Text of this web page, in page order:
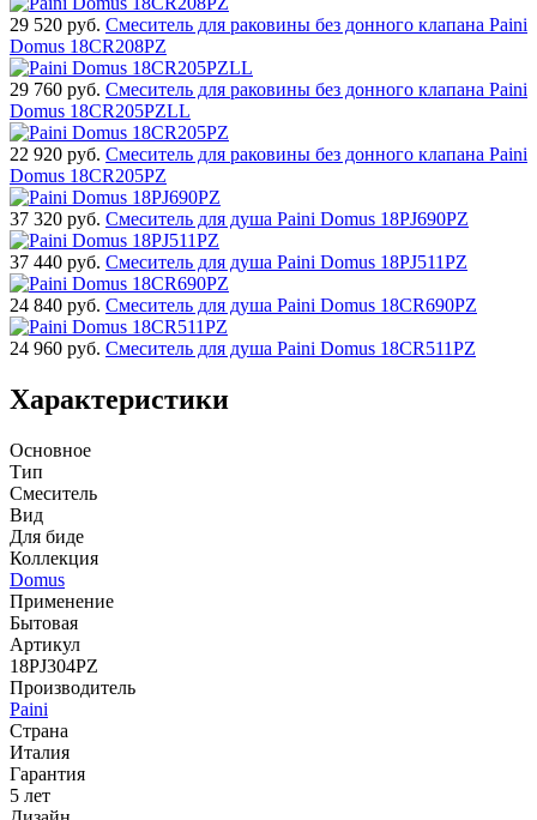
29 520 руб. Смеситель для раковины без донного клапана Paini
Domus 18CR208PZ
29 760 руб. Смеситель для раковины без донного клапана Paini
Domus 18CR205PZLL
22 920 руб. Смеситель для раковины без донного клапана Paini
Domus 18CR205PZ
37 320 руб. Смеситель для душа Paini Domus 18PJ690PZ
37 440 руб. Смеситель для душа Paini Domus 18PJ511PZ
24 840 руб. Смеситель для душа Paini Domus 18CR690PZ
24 960 руб. Смеситель для душа Paini Domus 18CR511PZ
Характеристики
Основное
Тип
Смеситель
Вид
Для биде
Коллекция
Domus
Применение
Бытовая
Артикул
18PJ304PZ
Производитель
Paini
Страна
Италия
Гарантия
5 лет